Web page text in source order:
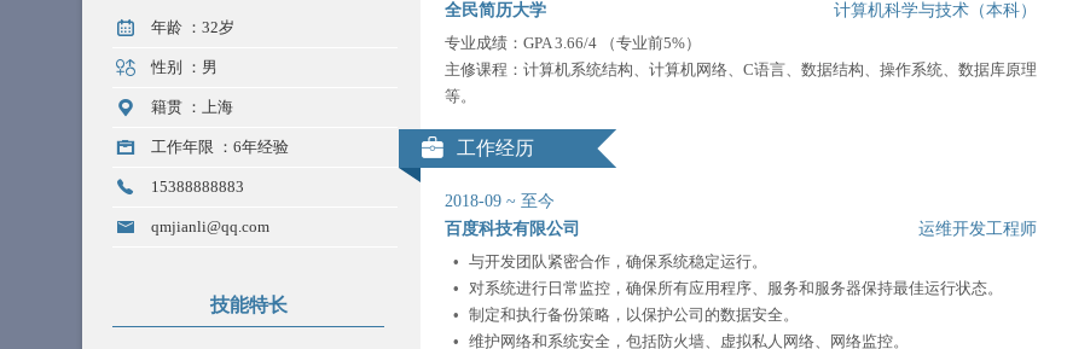
年龄 ： 32岁
性别 ： 男
籍贯 ： 上海
工作年限 ： 6年经验
15388888883
qmjianli@qq.com
技能特长
全民简历大学
计算机科学与技术（本科）
专业成绩：GPA 3.66/4 （专业前5%）
主修课程：计算机系统结构、计算机网络、C语言、数据结构、操作系统、数据库原理
等。
工作经历
2018-09 ~ 至今
百度科技有限公司
运维开发工程师
与开发团队紧密合作，确保系统稳定运行。
对系统进行日常监控，确保所有应用程序、服务和服务器保持最佳运行状态。
制定和执行备份策略，以保护公司的数据安全。
维护网络和系统安全，包括防火墙、虚拟私人网络、网络监控。